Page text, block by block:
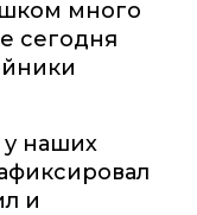
много
сегодня
наших
и